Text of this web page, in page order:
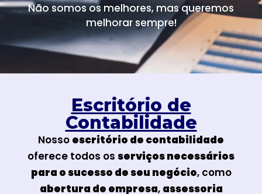
Não somos os melhores, mas queremos
melhorar sempre!
Escritório de
Contabilidade
Nosso escritório de contabilidade
oferece todos os serviços necessários
para o sucesso de seu negócio, como
abertura de empresa, assessoria